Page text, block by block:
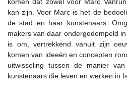
kan zijn. Voor Marc is het de
de stad en haar kunstenaars.
makers van daar ondergedompeld
is om, vertrekkend vanuit zijn
komen van ideeën en concepten
uitwisseling tussen de manier
kunstenaars die leven en werken in